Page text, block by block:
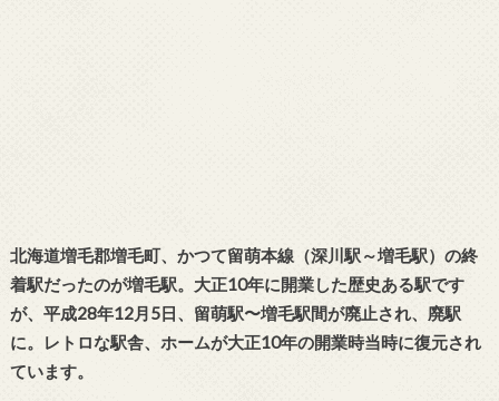
北海道増毛郡増毛町、かつて留萌本線（深川駅～増毛駅）の終
着駅だったのが増毛駅。大正10年に開業した歴史ある駅です
が、平成28年12月5日、留萌駅〜増毛駅間が廃止され、廃駅
に。レトロな駅舎、ホームが大正10年の開業時当時に復元され
ています。